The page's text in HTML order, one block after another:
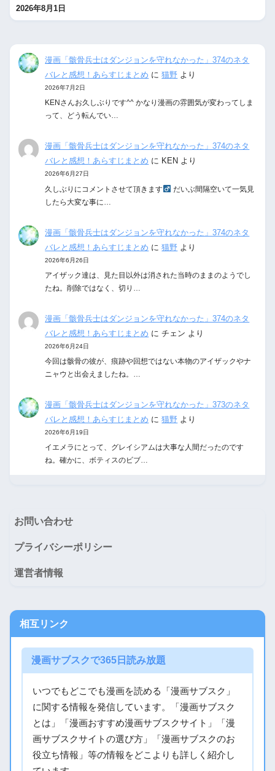
2026年8月1日
漫画「骸骨兵士はダンジョンを守れなかった」374のネタ
バレと感想！あらすじまとめ に猫野 より
2026年7月2日
KENさんお久しぶりです^^ かなり漫画の雰囲気が変わってしま
って、どう転んでい…
漫画「骸骨兵士はダンジョンを守れなかった」374のネタ
バレと感想！あらすじまとめ に KEN より
2026年6月27日
久しぶりにコメントさせて頂きます‍
だいぶ間隔空いて一気見
したら大変な事に…
漫画「骸骨兵士はダンジョンを守れなかった」374のネタ
バレと感想！あらすじまとめ に猫野 より
2026年6月26日
アイザック達は、見た目以外は消された当時のままのようでし
たね。削除ではなく、切り…
漫画「骸骨兵士はダンジョンを守れなかった」374のネタ
バレと感想！あらすじまとめ にチェン より
2026年6月24日
今回は骸骨の彼が、痕跡や回想ではない本物のアイザックやナ
ニャウと出会えましたね。…
漫画「骸骨兵士はダンジョンを守れなかった」373のネタ
バレと感想！あらすじまとめ に猫野 より
2026年6月19日
イエメラにとって、グレイシアムは大事な人間だったのです
ね。確かに、ボティスのビブ…
お問い合わせ
プライバシーポリシー
運営者情報
相互リンク
漫画サブスクで365日読み放題
いつでもどこでも漫画を読める「漫画サブスク」
に関する情報を発信しています。「漫画サブスク
とは」「漫画おすすめ漫画サブスクサイト」「漫
画サブスクサイトの選び方」「漫画サブスクのお
役立ち情報」等の情報をどこよりも詳しく紹介し